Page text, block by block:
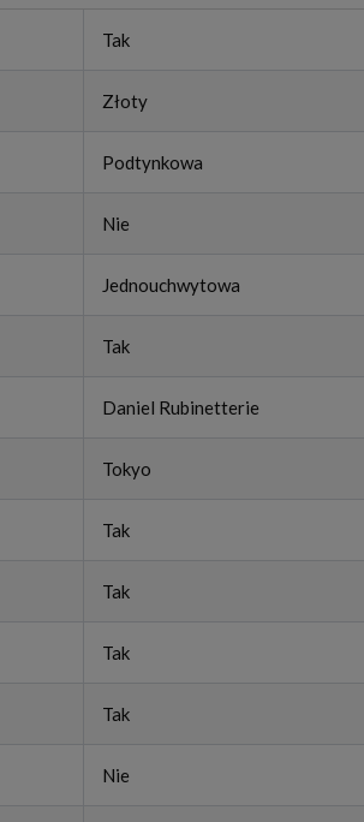
Tak
Złoty
Podtynkowa
Nie
Jednouchwytowa
Tak
Daniel Rubinetterie
Tokyo
Tak
Tak
Tak
Tak
Nie